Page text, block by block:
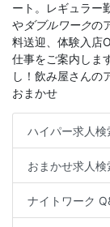
ート。レギュラー
やダブルワークの
料送迎、体験入店
仕事をご案内しま
し！飲み屋さんの
おまかせ
ハイパー求人検
おまかせ求人検
ナイトワーク